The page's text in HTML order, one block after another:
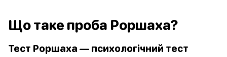
Що таке проба Роршаха?
Тест Роршаха — психологічний тест